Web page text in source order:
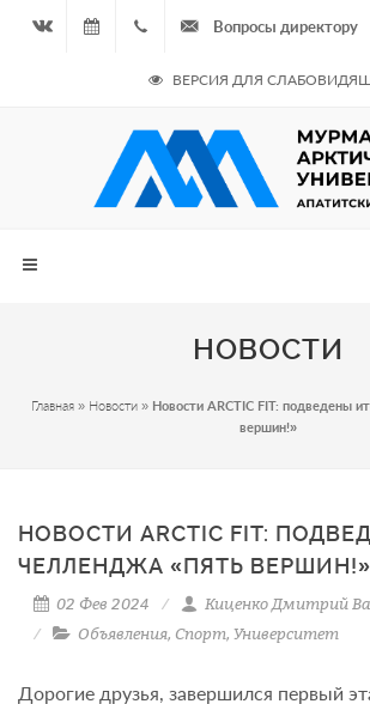
08.08.2026
- Чётная
неделя
964
687
Вопросы директору
ВЕРСИЯ ДЛЯ
НОВОСТИ
Главная» Новости» Новости ARCTIC FIT: подведены
вершин!»
НОВОСТИ ARCTIC FIT:
ЧЕЛЛЕНДЖА «ПЯТЬ ВЕРШИН!»
02 Фев 2024
Киценко Дмитрий
Объявления, Спорт, Университет
Дорогие друзья, завершился первый